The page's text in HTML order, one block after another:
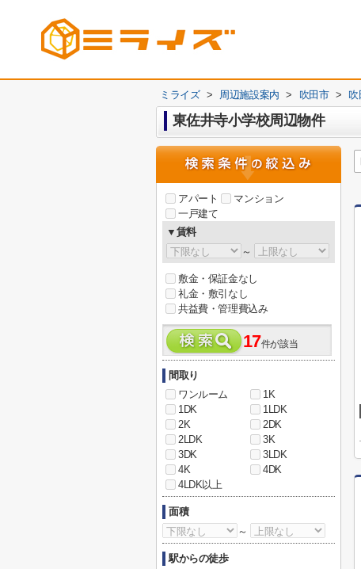
ミライズ > 周辺施設案内 > 吹田市 > 吹
東佐井寺小学校周辺物件
アパート
マンション
一戸建て
▼賃料
～
敷金・保証金なし
礼金・敷引なし
共益費・管理費込み
17件が該当
間取り
ワンルーム
1K
1DK
1LDK
2K
2DK
2LDK
3K
3DK
3LDK
4K
4DK
4LDK以上
面積
～
駅からの徒歩